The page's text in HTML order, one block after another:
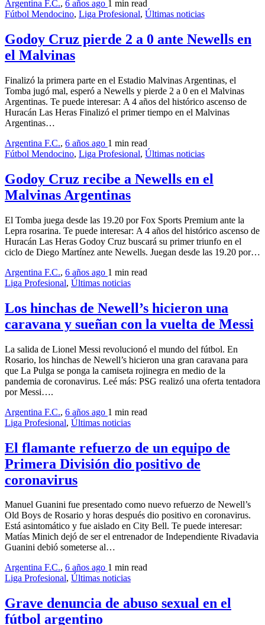
Argentina F.C., 6 años ago 1 min read
Fútbol Mendocino, Liga Profesional, Últimas noticias
Godoy Cruz pierde 2 a 0 ante Newells en
el Malvinas
Finalizó la primera parte en el Estadio Malvinas Argentinas, el
Tomba jugó mal, esperó a Newells y pierde 2 a 0 en el Malvinas
Argentinas. Te puede interesar: A 4 años del histórico ascenso de
Huracán Las Heras Finalizó el primer tiempo en el Malvinas
Argentinas…
Argentina F.C., 6 años ago 1 min read
Fútbol Mendocino, Liga Profesional, Últimas noticias
Godoy Cruz recibe a Newells en el
Malvinas Argentinas
El Tomba juega desde las 19.20 por Fox Sports Premium ante la
Lepra rosarina. Te puede interesar: A 4 años del histórico ascenso de
Huracán Las Heras Godoy Cruz buscará su primer triunfo en el
ciclo de Diego Martínez ante Newells. Juegan desde las 19.20 por…
Argentina F.C., 6 años ago 1 min read
Liga Profesional, Últimas noticias
Los hinchas de Newell’s hicieron una
caravana y sueñan con la vuelta de Messi
La salida de Lionel Messi revolucionó el mundo del fútbol. En
Rosario, los hinchas de Newell’s hicieron una gran caravana para
que La Pulga se ponga la camiseta rojinegra en medio de la
pandemia de coronavirus. Leé más: PSG realizó una oferta tentadora
por Messi….
Argentina F.C., 6 años ago 1 min read
Liga Profesional, Últimas noticias
El flamante refuerzo de un equipo de
Primera División dio positivo de
coronavirus
Manuel Guanini fue presentado como nuevo refuerzo de Newell’s
Old Boys de Rosario y horas después dio positivo en coronavirus.
Está asintomático y fue aislado en City Bell. Te puede interesar:
Matías Minich dejó de ser el entrenador de Independiente Rivadavia
Guanini debió someterse al…
Argentina F.C., 6 años ago 1 min read
Liga Profesional, Últimas noticias
Grave denuncia de abuso sexual en el
fútbol argentino